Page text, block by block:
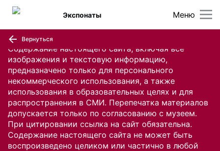
Содержание настоящего сайта, включая все
изображения и текстовую информацию,
предназначено только для персонального
некоммерческого использования, а также
использования в образовательных целях и для
распространения в СМИ. Перепечатка материалов
допускается только по согласованию с музеем.
При цитировании ссылка на сайт обязательна.
Содержание настоящего сайта не может быть
воспроизведено целиком или частично в любой
Меню
Экспонаты
Вернуться